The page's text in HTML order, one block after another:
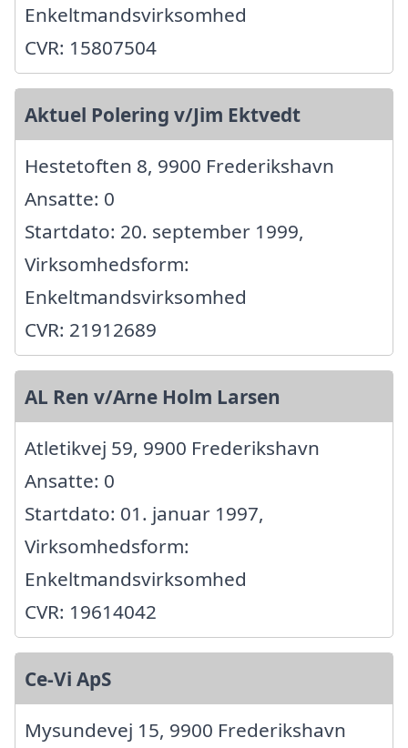
Enkeltmandsvirksomhed
CVR: 15807504
Aktuel Polering v/Jim Ektvedt
Hestetoften 8, 9900 Frederikshavn
Ansatte: 0
Startdato: 20. september 1999,
Virksomhedsform:
Enkeltmandsvirksomhed
CVR: 21912689
AL Ren v/Arne Holm Larsen
Atletikvej 59, 9900 Frederikshavn
Ansatte: 0
Startdato: 01. januar 1997,
Virksomhedsform:
Enkeltmandsvirksomhed
CVR: 19614042
Ce-Vi ApS
Mysundevej 15, 9900 Frederikshavn